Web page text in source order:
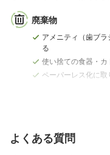
廃棄物
アメニティ（歯ブ
る
使い捨ての食器・
ペーパーレス化に取
よくある質問